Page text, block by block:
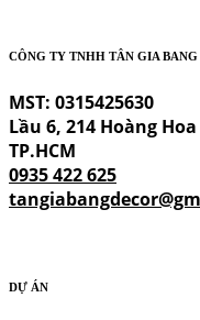
CÔNG TY TNHH TÂN GIA BANG
MST: 0315425630
Lầu 6, 214 Hoàng
TP.HCM
0935 422 625
DỰ ÁN